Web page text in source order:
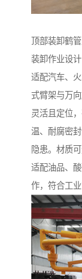
顶部装卸鹤
装卸作业设
适配汽车、
式臂架与万
灵活且定位
温、耐腐密
隐患。材质
适配油品、
作，符合工业